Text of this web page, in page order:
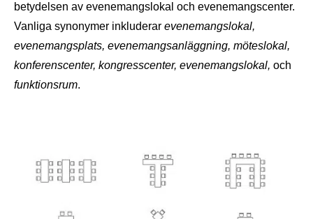
betydelsen av evenemangslokal och evenemangscenter.
Vanliga synonymer inkluderar evenemangslokal,
evenemangsplats, evenemangsanläggning, möteslokal,
konferenscenter, kongresscenter, evenemangslokal, och
funktionsrum.